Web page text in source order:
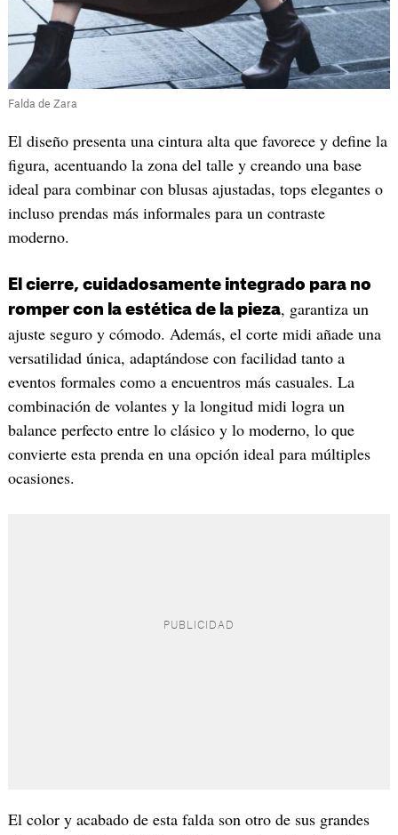
Falda de Zara
El diseño presenta una cintura alta que favorece y define la
figura, acentuando la zona del talle y creando una base
ideal para combinar con blusas ajustadas, tops elegantes o
incluso prendas más informales para un contraste
moderno.
El cierre, cuidadosamente integrado para no
romper con la estética de la pieza, garantiza un
ajuste seguro y cómodo. Además, el corte midi añade una
versatilidad única, adaptándose con facilidad tanto a
eventos formales como a encuentros más casuales. La
combinación de volantes y la longitud midi logra un
balance perfecto entre lo clásico y lo moderno, lo que
convierte esta prenda en una opción ideal para múltiples
ocasiones.
El color y acabado de esta falda son otro de sus grandes